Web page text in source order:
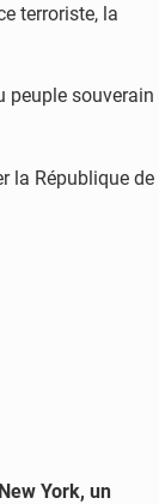
terroriste, la
peuple souverain
la République de
York, un